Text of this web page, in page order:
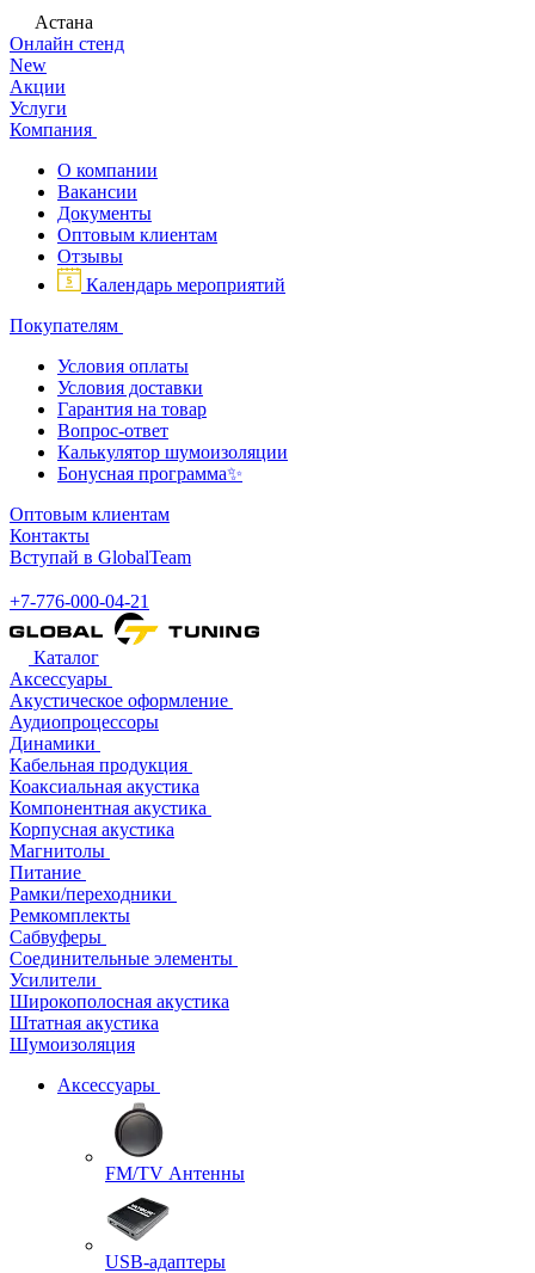
Астана
Онлайн стенд
New
Акции
Услуги
Компания
О компании
Вакансии
Документы
Оптовым клиентам
Отзывы
Календарь мероприятий
Покупателям
Условия оплаты
Условия доставки
Гарантия на товар
Вопрос-ответ
Калькулятор шумоизоляции
Бонусная программа✨
Оптовым клиентам
Контакты
Вступай в GlobalTeam
+7-776-000-04-21
Каталог
Аксессуары
Акустическое оформление
Аудиопроцессоры
Динамики
Кабельная продукция
Коаксиальная акустика
Компонентная акустика
Корпусная акустика
Магнитолы
Питание
Рамки/переходники
Ремкомплекты
Сабвуферы
Соединительные элементы
Усилители
Широкополосная акустика
Штатная акустика
Шумоизоляция
Аксессуары
FM/TV Антенны
USB-адаптеры